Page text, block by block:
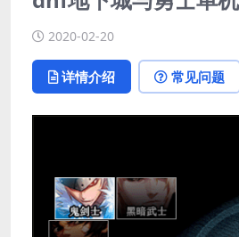
2020-02-20
详情介绍 常见问题